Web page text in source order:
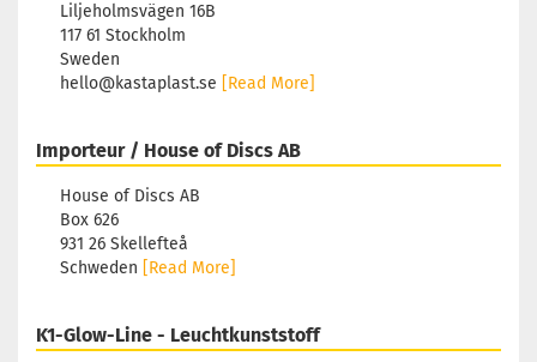
Liljeholmsvägen 16B
117 61 Stockholm
Sweden
hello@kastaplast.se [Read More]
Importeur / House of Discs AB
House of Discs AB
Box 626
931 26 Skellefteå
Schweden [Read More]
K1-Glow-Line - Leuchtkunststoff